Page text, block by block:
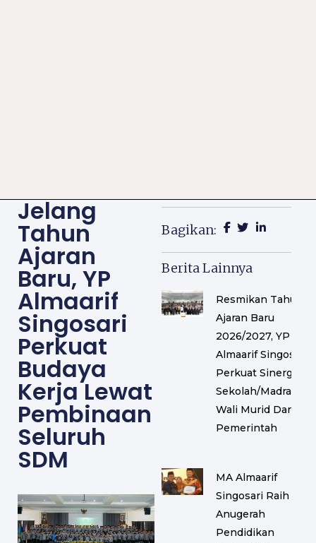
Jelang
Tahun
Ajaran
Baru, YP
Almaarif
Singosari
Perkuat
Budaya
Kerja Lewat
Pembinaan
Seluruh
SDM
Bagikan:
Berita Lainnya
Resmikan Tahun
Ajaran Baru
2026/2027, YP
Almaarif Singosari
Perkuat Sinergi
Sekolah/Madrasah,
Wali Murid Dan
Pemerintah
MA Almaarif
Singosari Raih
Anugerah
Pendidikan